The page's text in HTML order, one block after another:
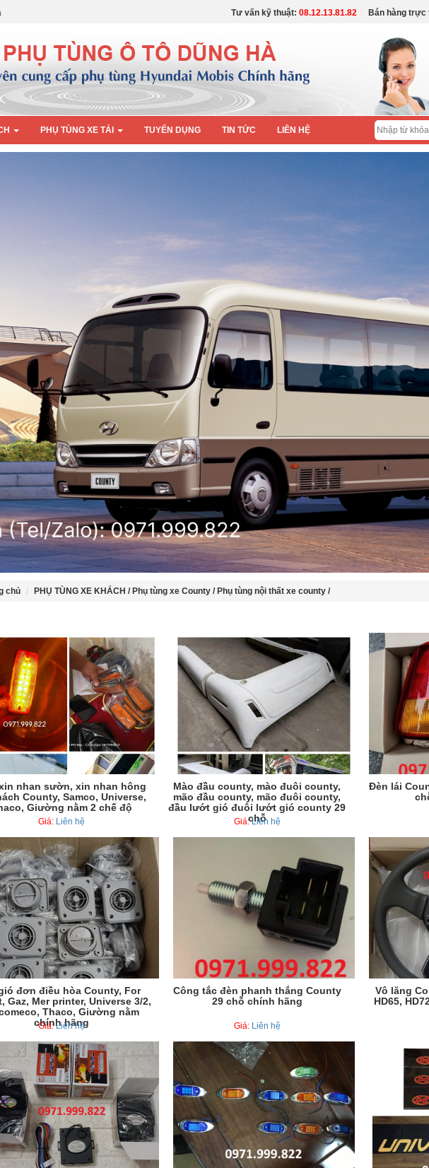
Tư vấn kỹ thuật: 08.12.13.81.82 Bán hàng trực
PHỤ TÙNG XE TẢI TUYỂN DỤNG TIN TỨC LIÊN HỆ
Tìm
kiếm
chủ PHỤ TÙNG XE KHÁCH /Phụ tùng xe County /Phụ tùng nội thất xe county /
nhan sườn, xin nhan hông
County, Samco, Universe,
Giường nằm 2 chế độ
Giá: Liên hệ
Mào đầu county, mào đuôi county,
mão đầu county, mão đuôi county,
đầu lướt gió đuôi lướt gió county 29
chỗ
Giá:Liên hệ
Đèn lái
đơn điều hòa County, For
Gaz, Mer printer, Universe 3/2,
Thaco, Giường nằm
chính hãng
Giá:Liên hệ
Công tắc đèn phanh thắng County
29 chỗ chính hãng
Giá: Liên hệ
Vô lăng
HD65,